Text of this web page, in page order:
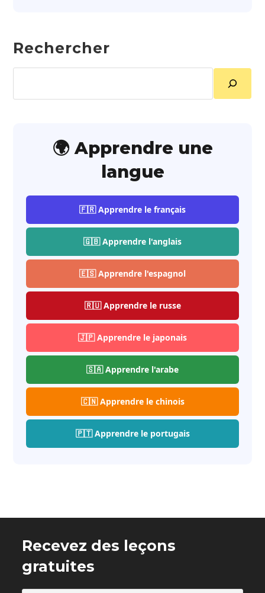
Rechercher
🌍 Apprendre une
langue
🇫🇷 Apprendre le français
🇬🇧 Apprendre l'anglais
🇪🇸 Apprendre l'espagnol
🇷🇺 Apprendre le russe
🇯🇵 Apprendre le japonais
🇸🇦 Apprendre l'arabe
🇨🇳 Apprendre le chinois
🇵🇹 Apprendre le portugais
Recevez des leçons
gratuites